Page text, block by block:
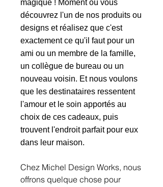
magique ! Moment où vous
découvrez l'un de nos produits ou
designs et réalisez que c'est
exactement ce qu'il faut pour un
ami ou un membre de la famille,
un collègue de bureau ou un
nouveau voisin. Et nous voulons
que les destinataires ressentent
l'amour et le soin apportés au
choix de ces cadeaux, puis
trouvent l'endroit parfait pour eux
dans leur maison.
Chez Michel Design Works, nous
offrons quelque chose pour